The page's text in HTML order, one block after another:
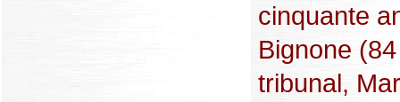
cinquante
Bignone
tribunal,